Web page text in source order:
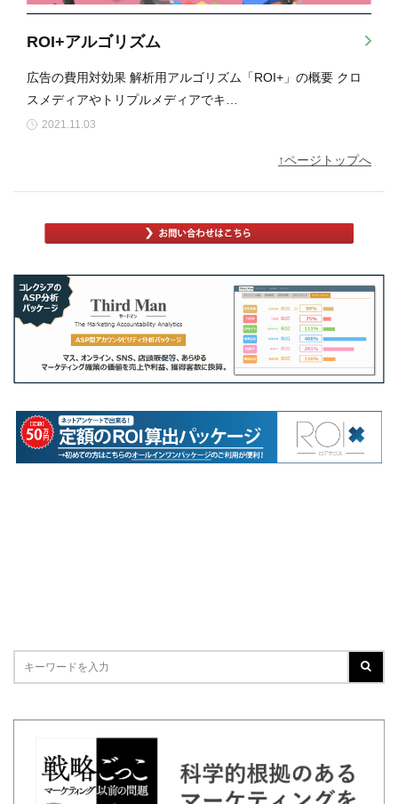
ROI+アルゴリズム
広告の費用対効果 解析用アルゴリズム「ROI+」の概要 クロ
スメディアやトリプルメディアでキ…
2021.11.03
↑ページトップへ